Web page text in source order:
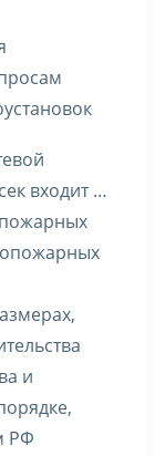
входит …
и
РФ